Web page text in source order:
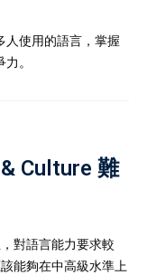
人使用的語言，掌握
。
Culture 難
對語言能力要求較
能夠在中高級水準上